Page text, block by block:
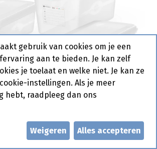
gebruik van cookies om je een
aan te bieden. Je kan zelf
je toelaat en welke niet. Je kan ze
instellingen. Als je meer
hebt, raadpleeg dan ons
Weigeren Alles accepteren